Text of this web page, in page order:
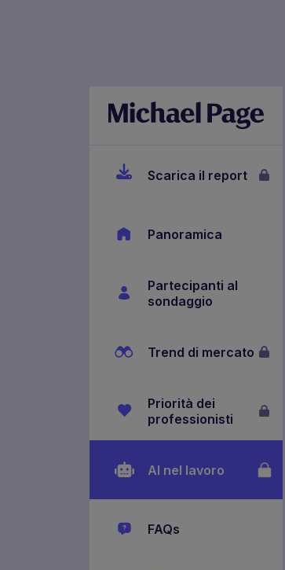
Scarica il report
Panoramica
Partecipanti al
sondaggio
Trend di mercato
Priorità dei
professionisti
AI nel lavoro
FAQs